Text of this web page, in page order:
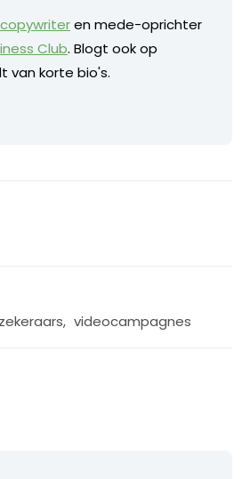
en mede-oprichter
Club. Blogt ook op
van korte bio's.
, videocampagnes